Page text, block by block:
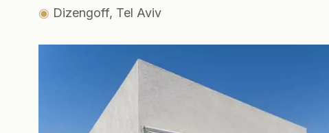
◉ Dizengoff, Tel Aviv